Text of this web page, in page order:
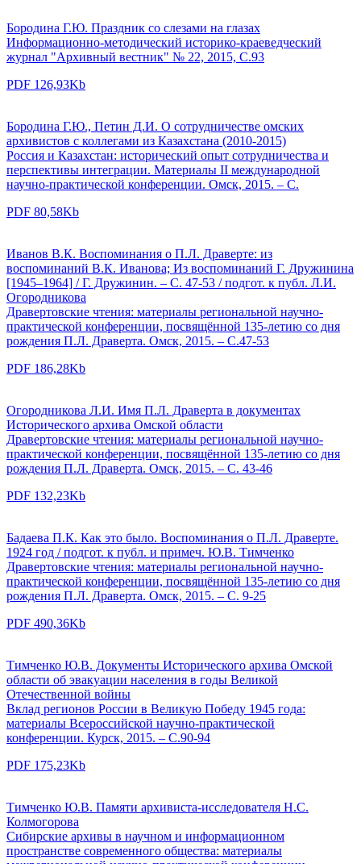
Бородина Г.Ю. Праздник со слезами на глазах
Информационно-методический историко-краеведческий
журнал "Архивный вестник" № 22, 2015, С.93
PDF 126,93Kb
Бородина Г.Ю., Петин Д.И. О сотрудничестве омских
архивистов с коллегами из Казахстана (2010-2015)
Россия и Казахстан: исторический опыт сотрудничества и
перспективы интеграции. Материалы II международной
научно-практической конференции. Омск, 2015. – С.
PDF 80,58Kb
Иванов В.К. Воспоминания о П.Л. Драверте: из
воспоминаний В.К. Иванова; Из воспоминаний Г. Дружинина
[1945–1964] / Г. Дружинин. – С. 47-53 / подгот. к публ. Л.И.
Огородникова
Дравертовские чтения: материалы региональной научно-
практической конференции, посвящённой 135-летию со дня
рождения П.Л. Драверта. Омск, 2015. – С.47-53
PDF 186,28Kb
Огородникова Л.И. Имя П.Л. Драверта в документах
Исторического архива Омской области
Дравертовские чтения: материалы региональной научно-
практической конференции, посвящённой 135-летию со дня
рождения П.Л. Драверта. Омск, 2015. – С. 43-46
PDF 132,23Kb
Бадаева П.К. Как это было. Воспоминания о П.Л. Драверте.
1924 год / подгот. к публ. и примеч. Ю.В. Тимченко
Дравертовские чтения: материалы региональной научно-
практической конференции, посвящённой 135-летию со дня
рождения П.Л. Драверта. Омск, 2015. – С. 9-25
PDF 490,36Kb
Тимченко Ю.В. Документы Исторического архива Омской
области об эвакуации населения в годы Великой
Отечественной войны
Вклад регионов России в Великую Победу 1945 года:
материалы Всероссийской научно-практической
конференции. Курск, 2015. – С.90-94
PDF 175,23Kb
Тимченко Ю.В. Памяти архивиста-исследователя Н.С.
Колмогорова
Сибирские архивы в научном и информационном
пространстве современного общества: материалы